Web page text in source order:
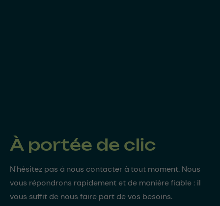
À portée de clic
N'hésitez pas à nous contacter à tout moment. Nous
vous répondrons rapidement et de manière fiable : il
vous suffit de nous faire part de vos besoins.